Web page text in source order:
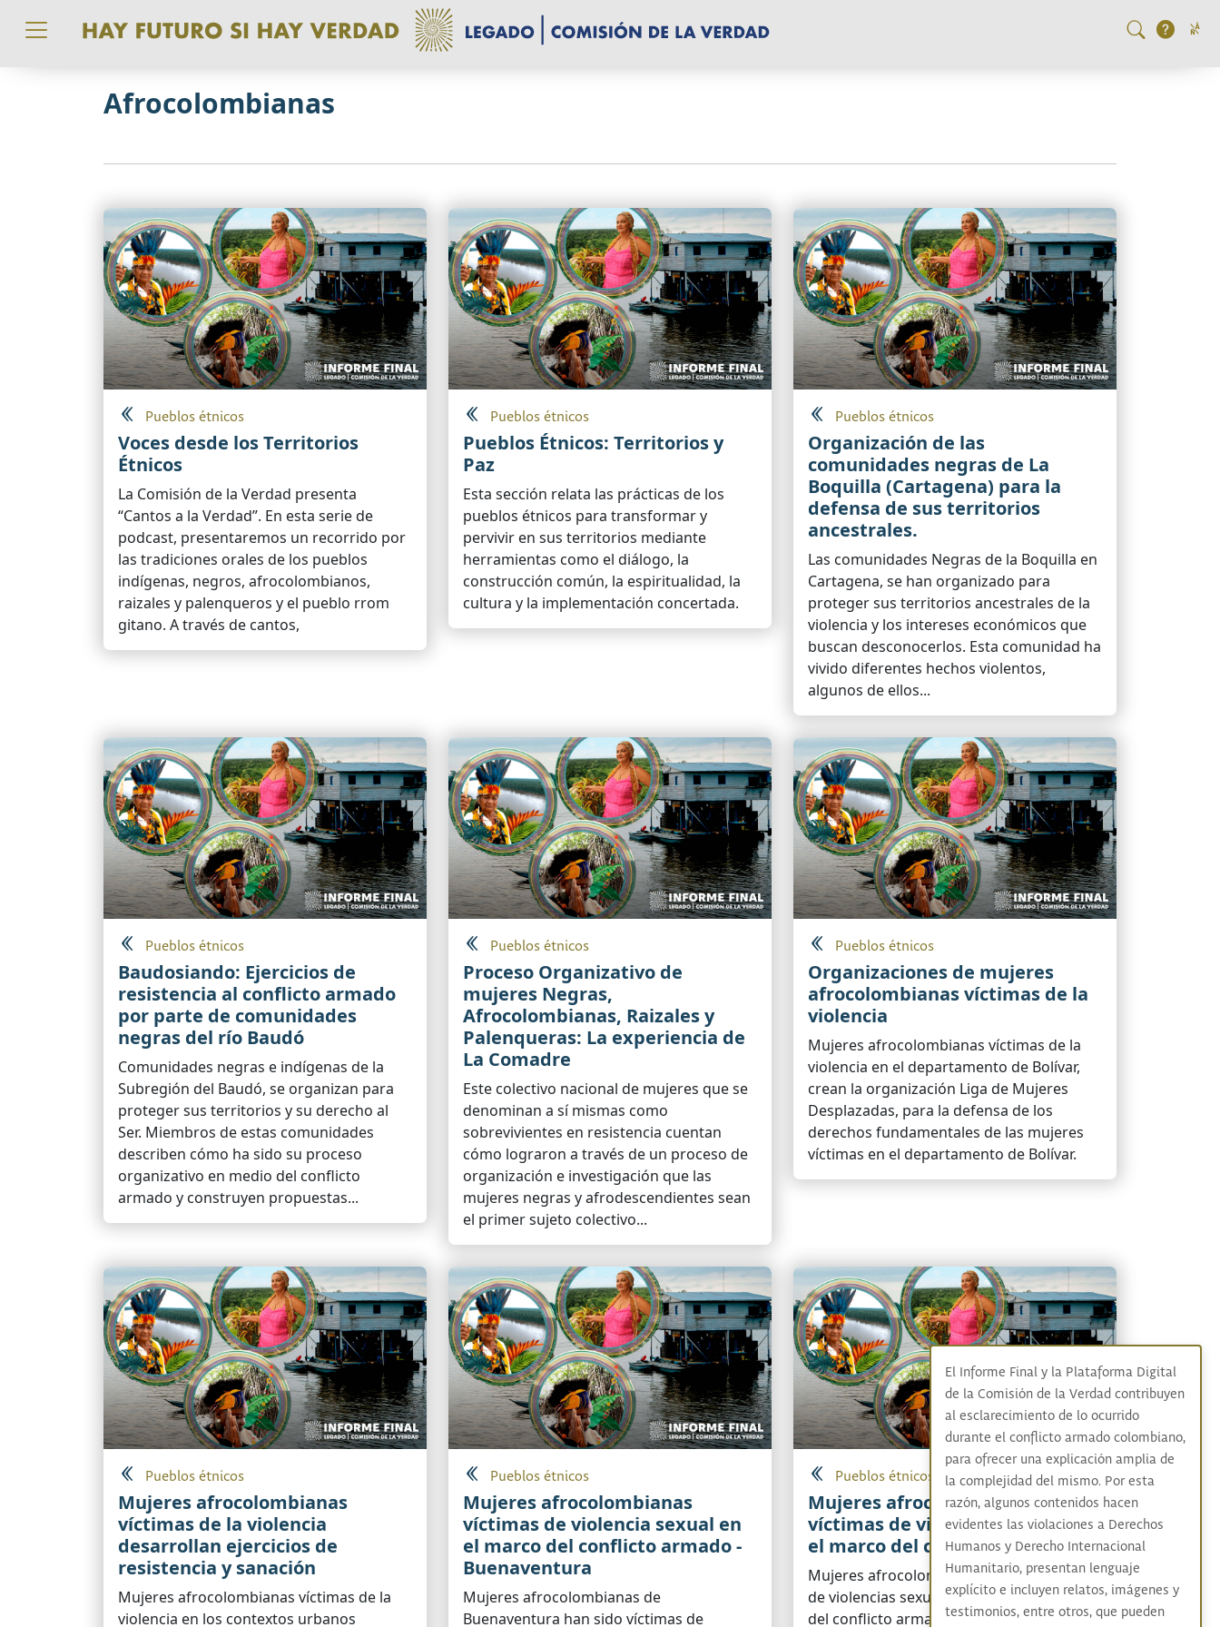
Afrocolombianas
Pueblos étnicos
Voces desde los Territorios
Étnicos
La Comisión de la Verdad presenta
“Cantos a la Verdad”. En esta serie de
podcast, presentaremos un recorrido por
las tradiciones orales de los pueblos
indígenas, negros, afrocolombianos,
raizales y palenqueros y el pueblo rrom
gitano. A través de cantos,
Pueblos étnicos
Pueblos Étnicos: Territorios y
Paz
Esta sección relata las prácticas de los
pueblos étnicos para transformar y
pervivir en sus territorios mediante
herramientas como el diálogo, la
construcción común, la espiritualidad, la
cultura y la implementación concertada.
Pueblos étnicos
Organización de las
comunidades negras de La
Boquilla (Cartagena) para la
defensa de sus territorios
ancestrales.
Las comunidades Negras de la Boquilla en
Cartagena, se han organizado para
proteger sus territorios ancestrales de la
violencia y los intereses económicos que
buscan desconocerlos. Esta comunidad ha
vivido diferentes hechos violentos,
algunos de ellos...
Pueblos étnicos
Baudosiando: Ejercicios de
resistencia al conflicto armado
por parte de comunidades
negras del río Baudó
Comunidades negras e indígenas de la
Subregión del Baudó, se organizan para
proteger sus territorios y su derecho al
Ser. Miembros de estas comunidades
describen cómo ha sido su proceso
organizativo en medio del conflicto
armado y construyen propuestas...
Pueblos étnicos
Proceso Organizativo de
mujeres Negras,
Afrocolombianas, Raizales y
Palenqueras: La experiencia de
La Comadre
Este colectivo nacional de mujeres que se
denominan a sí mismas como
sobrevivientes en resistencia cuentan
cómo lograron a través de un proceso de
organización e investigación que las
mujeres negras y afrodescendientes sean
el primer sujeto colectivo...
Pueblos étnicos
Organizaciones de mujeres
afrocolombianas víctimas de la
violencia
Mujeres afrocolombianas víctimas de la
violencia en el departamento de Bolívar,
crean la organización Liga de Mujeres
Desplazadas, para la defensa de los
derechos fundamentales de las mujeres
víctimas en el departamento de Bolívar.
Pueblos étnicos
Mujeres afrocolombianas
víctimas de la violencia
desarrollan ejercicios de
resistencia y sanación
Mujeres afrocolombianas víctimas de la
violencia en los contextos urbanos
Pueblos étnicos
Mujeres afrocolombianas
víctimas de violencia sexual en
el marco del conflicto armado -
Buenaventura
Mujeres afrocolombianas de
Buenaventura han sido víctimas de
Pueblos étnicos
Mujeres afrocolombianas
víctimas de violencia sexual en
el marco del conflicto armado
Mujeres afrocolombianas relatan hechos
de violencias sexual sufridos en el marco
del conflicto armado. Estas mujeres han
El Informe Final y la Plataforma Digital
de la Comisión de la Verdad contribuyen
al esclarecimiento de lo ocurrido
durante el conflicto armado colombiano,
para ofrecer una explicación amplia de
la complejidad del mismo. Por esta
razón, algunos contenidos hacen
evidentes las violaciones a Derechos
Humanos y Derecho Internacional
Humanitario, presentan lenguaje
explícito e incluyen relatos, imágenes y
testimonios, entre otros, que pueden